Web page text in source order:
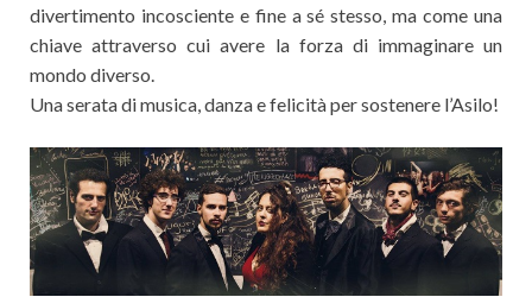
divertimento incosciente e fine a sé stesso, ma come una
chiave attraverso cui avere la forza di immaginare un
mondo diverso.
Una serata di musica, danza e felicità per sostenere l’Asilo!